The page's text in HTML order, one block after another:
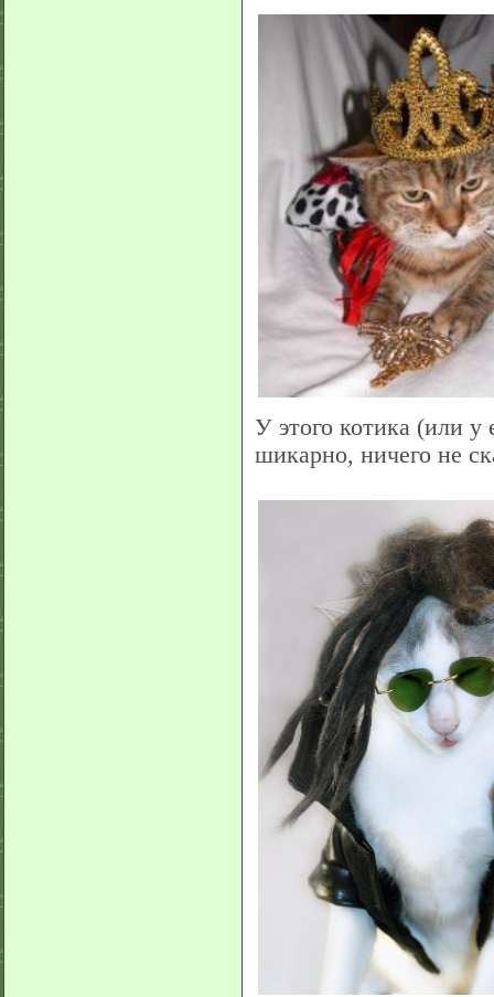
У этого котика (или у
шикарно, ничего не